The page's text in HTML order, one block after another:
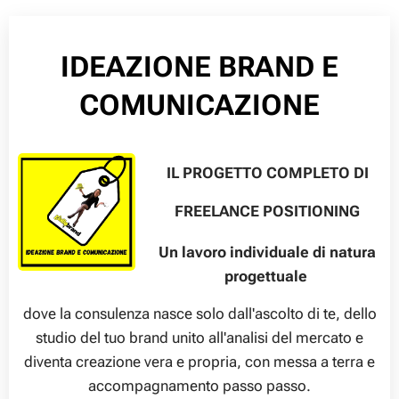
IDEAZIONE BRAND E
COMUNICAZIONE
IL PROGETTO COMPLETO DI
FREELANCE POSITIONING
Un lavoro individuale di natura
progettuale
dove la consulenza nasce solo dall'ascolto di te, dello
studio del tuo brand unito all'analisi del mercato e
diventa creazione vera e propria, con messa a terra e
accompagnamento passo passo.